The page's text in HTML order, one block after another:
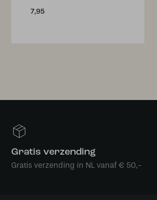
7,95
Gratis verzending
Gratis verzending in NL vanaf € 50,-